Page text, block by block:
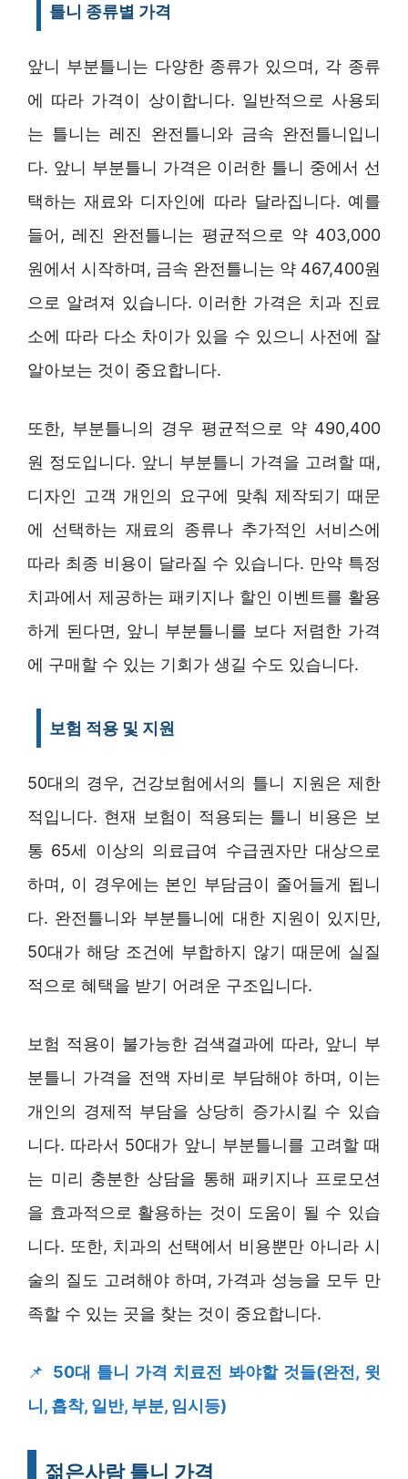
틀니 종류별 가격
앞니 부분틀니는 다양한 종류가 있으며, 각 종류
에 따라 가격이 상이합니다. 일반적으로 사용되
는 틀니는 레진 완전틀니와 금속 완전틀니입니
다. 앞니 부분틀니 가격은 이러한 틀니 중에서 선
택하는 재료와 디자인에 따라 달라집니다. 예를
들어, 레진 완전틀니는 평균적으로 약 403,000
원에서 시작하며, 금속 완전틀니는 약 467,400원
으로 알려져 있습니다. 이러한 가격은 치과 진료
소에 따라 다소 차이가 있을 수 있으니 사전에 잘
알아보는 것이 중요합니다.
또한, 부분틀니의 경우 평균적으로 약 490,400
원 정도입니다. 앞니 부분틀니 가격을 고려할 때,
디자인 고객 개인의 요구에 맞춰 제작되기 때문
에 선택하는 재료의 종류나 추가적인 서비스에
따라 최종 비용이 달라질 수 있습니다. 만약 특정
치과에서 제공하는 패키지나 할인 이벤트를 활용
하게 된다면, 앞니 부분틀니를 보다 저렴한 가격
에 구매할 수 있는 기회가 생길 수도 있습니다.
보험 적용 및 지원
50대의 경우, 건강보험에서의 틀니 지원은 제한
적입니다. 현재 보험이 적용되는 틀니 비용은 보
통 65세 이상의 의료급여 수급권자만 대상으로
하며, 이 경우에는 본인 부담금이 줄어들게 됩니
다. 완전틀니와 부분틀니에 대한 지원이 있지만,
50대가 해당 조건에 부합하지 않기 때문에 실질
적으로 혜택을 받기 어려운 구조입니다.
보험 적용이 불가능한 검색결과에 따라, 앞니 부
분틀니 가격을 전액 자비로 부담해야 하며, 이는
개인의 경제적 부담을 상당히 증가시킬 수 있습
니다. 따라서 50대가 앞니 부분틀니를 고려할 때
는 미리 충분한 상담을 통해 패키지나 프로모션
을 효과적으로 활용하는 것이 도움이 될 수 있습
니다. 또한, 치과의 선택에서 비용뿐만 아니라 시
술의 질도 고려해야 하며, 가격과 성능을 모두 만
족할 수 있는 곳을 찾는 것이 중요합니다.
📌 50대 틀니 가격 치료전 봐야할 것들(완전, 윗
니, 흡착, 일반, 부분, 임시등)
젊은사람 틀니 가격